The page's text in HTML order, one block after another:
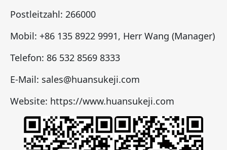
Postleitzahl: 266000
Mobil: +86 135 8922 9991, Herr Wang (Manager)
Telefon: 86 532 8569 8333
E-Mail: sales@huansukeji.com
Website: https://www.huansukeji.com